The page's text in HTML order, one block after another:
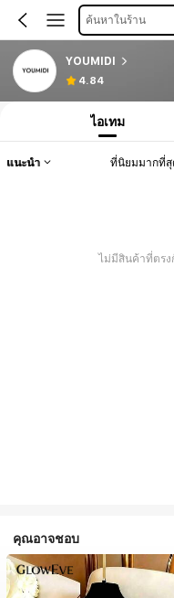
ค้นหาในร้าน
YOUMIDI
4.84
ไอเทม
แนะนำ ที่นิยมมากที่สุ
ไม่มีสินค้าที่ตรง
คุณอาจชอบ